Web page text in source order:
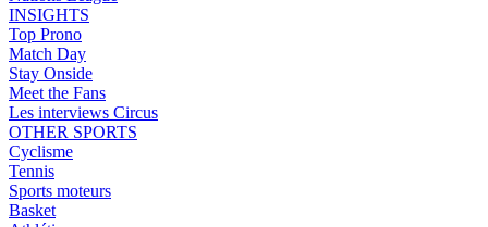
INSIGHTS
Top Prono
Match Day
Stay Onside
Meet the Fans
Les interviews Circus
OTHER SPORTS
Cyclisme
Tennis
Sports moteurs
Basket